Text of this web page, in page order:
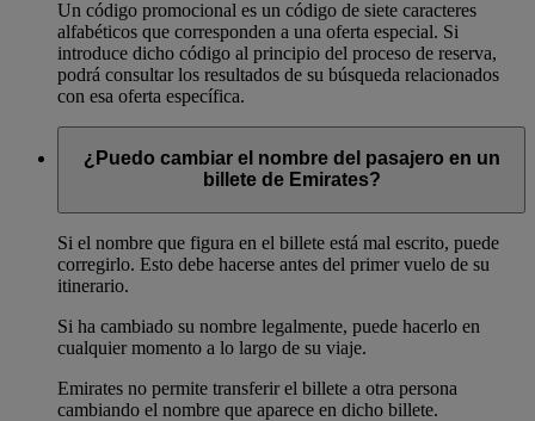
Un código promocional es un código de siete caracteres
alfabéticos que corresponden a una oferta especial. Si
introduce dicho código al principio del proceso de reserva,
podrá consultar los resultados de su búsqueda relacionados
con esa oferta específica.
¿Puedo cambiar el nombre del pasajero en un
billete de Emirates?
Si el nombre que figura en el billete está mal escrito, puede
corregirlo. Esto debe hacerse antes del primer vuelo de su
itinerario.
Si ha cambiado su nombre legalmente, puede hacerlo en
cualquier momento a lo largo de su viaje.
Emirates no permite transferir el billete a otra persona
cambiando el nombre que aparece en dicho billete.